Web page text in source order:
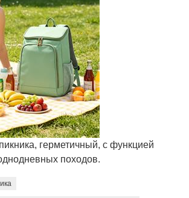
герметичный, с функцией
походов.